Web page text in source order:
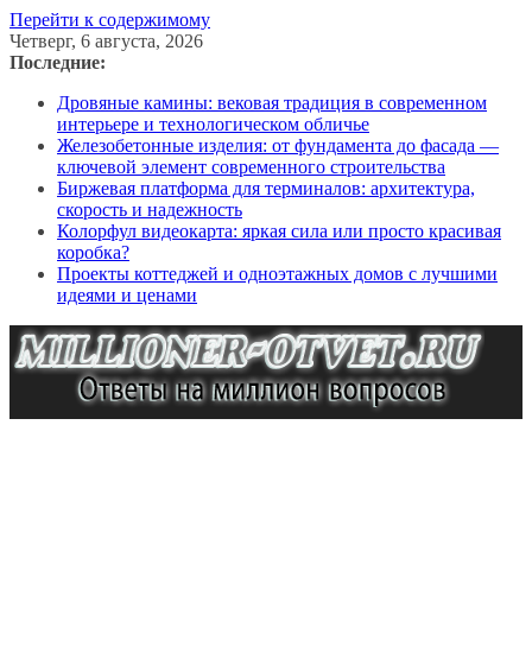
Перейти к содержимому
Четверг, 6 августа, 2026
Последние:
Дровяные камины: вековая традиция в современном
интерьере и технологическом обличье
Железобетонные изделия: от фундамента до фасада —
ключевой элемент современного строительства
Биржевая платформа для терминалов: архитектура,
скорость и надежность
Колорфул видеокарта: яркая сила или просто красивая
коробка?
Проекты коттеджей и одноэтажных домов с лучшими
идеями и ценами